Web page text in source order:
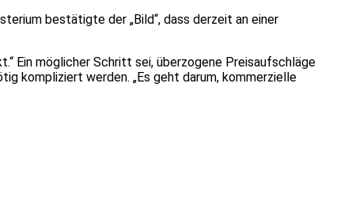
bestätigte der „Bild“, dass derzeit an einer
Ein möglicher Schritt sei, überzogene Preisaufschläge
kompliziert werden. „Es geht darum, kommerzielle